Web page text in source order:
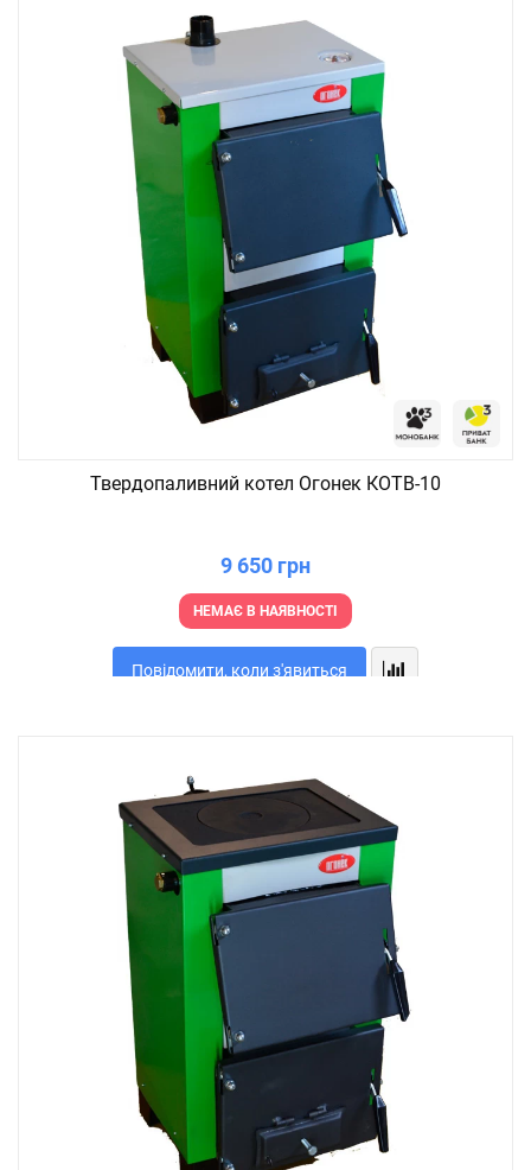
Твердопаливний котел Огонек КОТВ-10
9 650 грн
НЕМАЄ В НАЯВНОСТІ
Повідомити, коли з'явиться